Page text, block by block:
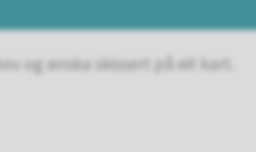
og ønska skissert på eit kart.